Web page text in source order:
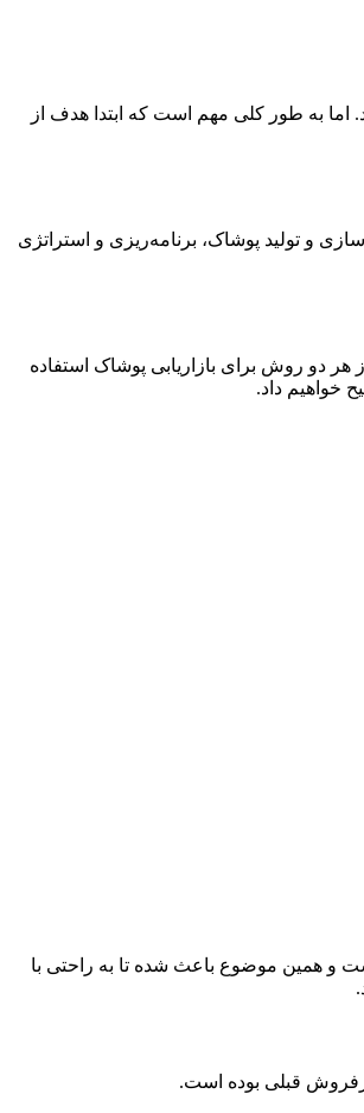
اما به طور کلی مهم است که ابتدا هدف از
و تولید پوشاک، برنامه‌ریزی و استراتژی
هر دو روش برای بازاریابی پوشاک استفاده
خواهیم داد.
و همین موضوع باعث شده تا به راحتی با
قبلی بوده است.